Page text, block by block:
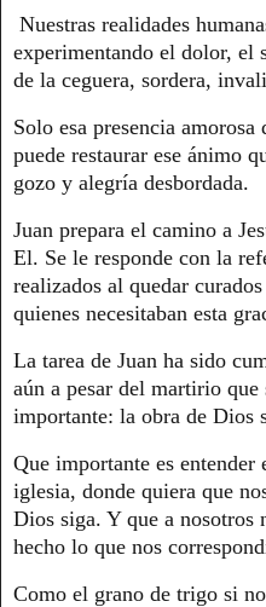
Nuestras realidades
experimentando el dolor, el
de la ceguera, sordera,
Solo esa presencia amorosa
puede restaurar ese ánimo
gozo y alegría desbordada.
Juan prepara el camino a
El. Se le responde con la
realizados al quedar
quienes necesitaban esta
La tarea de Juan ha sido
aún a pesar del martirio
importante: la obra de Dios
Que importante es entender
iglesia, donde quiera que
Dios siga. Y que a nosotros
hecho lo que nos
Como el grano de trigo si